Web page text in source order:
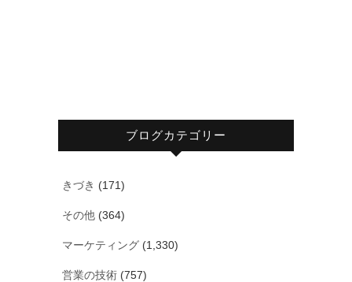
ブログカテゴリー
きづき (171)
その他 (364)
マーケティング (1,330)
営業の技術 (757)